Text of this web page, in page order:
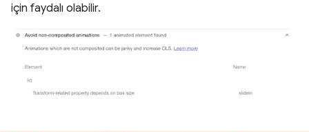
için faydalı olabilir.